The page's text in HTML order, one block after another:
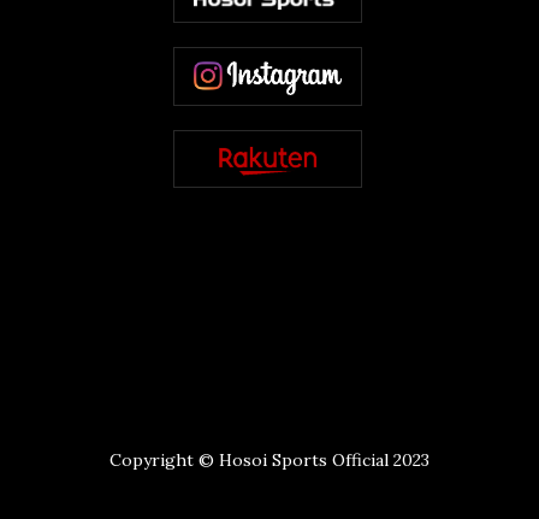
Copyright © Hosoi Sports Official 2023